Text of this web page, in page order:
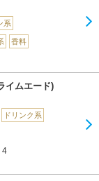
系
香料
イムエード)
ドリンク系
4